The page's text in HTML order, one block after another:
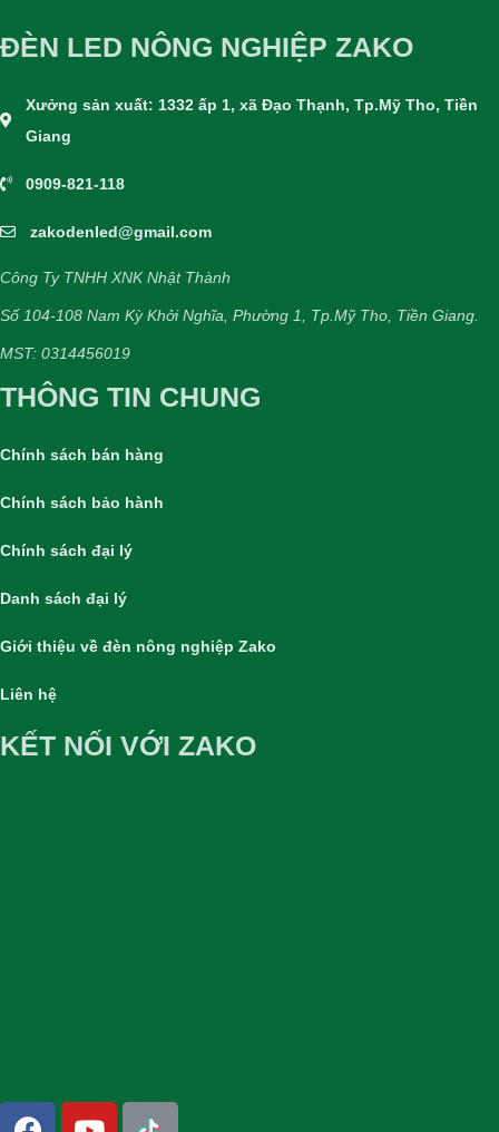
ĐÈN LED NÔNG NGHIỆP ZAKO
Xưởng sản xuất: 1332 ấp 1, xã Đạo Thạnh, Tp.Mỹ Tho, Tiền
Giang
0909-821-118
zakodenled@gmail.com
Công Ty TNHH XNK Nhật Thành
Số 104-108 Nam Kỳ Khởi Nghĩa, Phường 1, Tp.Mỹ Tho, Tiền Giang.
MST: 0314456019
THÔNG TIN CHUNG
Chính sách bán hàng
Chính sách bảo hành
Chính sách đại lý
Danh sách đại lý
Giới thiệu về đèn nông nghiệp Zako
Liên hệ
KẾT NỐI VỚI ZAKO